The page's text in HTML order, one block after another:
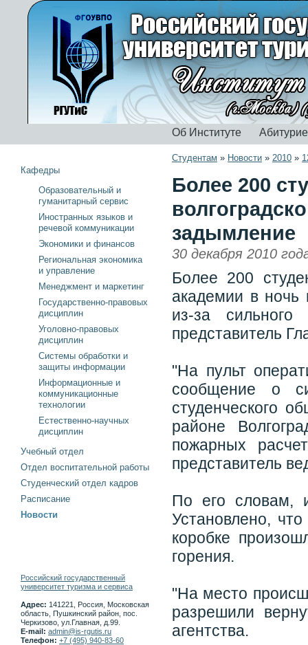
Об Институте
Студентам » Новости » 2010 »
Более 200
задымление
30 декабря 2010
Более 200
академии в ночь
из-за
представитель
"На пульт
сообщение о
студенческого
районе
пожарных
представитель
По его словам,
Установлено,
коробке
горения.
"На место
разрешили
агентства.
Кафедры
Образовательный и
гуманитарный сервис
Иностранных языков и
речевой коммуникации
Экономики и финансов
Региональная экономика
и управление
Менеджмент и маркетинг
Государственно-правовых
дисциплин
Уголовно-правовых
дисциплин
Системы обработки и
защиты информации
Информационные и
коммуникационные
технологии
Естественно-научных
дисциплин
Учебный отдел
Отдел воспитательной работы
Студенческий отдел кадров
Расписание
Новости
Российский государственный
университет туризма и сервиса
Адрес: 141221, Россия, Московская
область, Пушкинский район, пос.
Черкизово, ул.Главная, д.99.
E-mail: admin@is-rgutis.ru
Телефон: +7 (495) 940-83-60